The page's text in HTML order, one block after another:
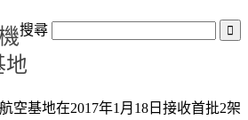
搜尋
地
空基地在2017年1月18日接收首批2架